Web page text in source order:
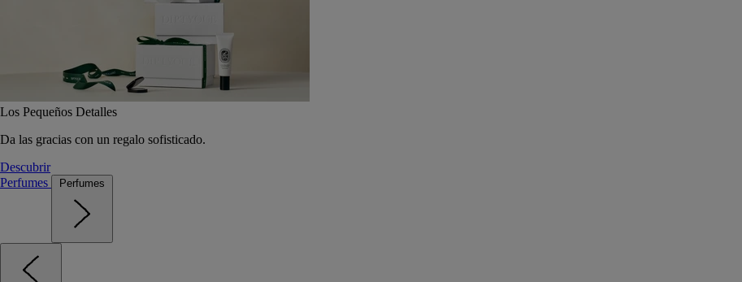
Los Pequeños Detalles
Da las gracias con un regalo sofisticado.
Descubrir
Perfumes
Perfumes